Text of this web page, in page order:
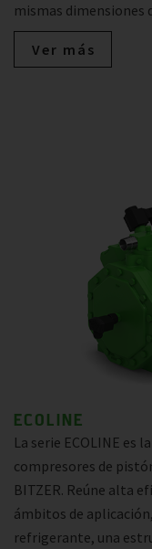
mismas dimensiones
Ver más
ECOLINE
La serie ECOLINE es
compresores de
BITZER. Reúne alta
ámbitos de
refrigerante, una